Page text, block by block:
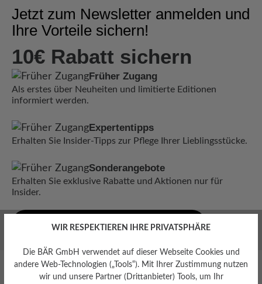
Jetzt zum Newsletter anmelden und
Ihre Vorteile sichern!
10€ Rabatt sichern
Früher Zugang
Als erstes über Neuheiten und limitierte Editionen
informiert werden.
Expertentipps
Erhalten Sie Insider-Tipps zur Pflege Ihrer Lieblingsstücke.
Sonderangebote
Erhalten Sie exklusive Rabatte und Aktionen nur für
Insider.
Jetzt zum Newsletter anmelden
WIR RESPEKTIEREN IHRE PRIVATSPHÄRE
Die BÄR GmbH verwendet auf dieser Webseite Cookies und
andere Web-Technologien („Tools“). Mit Ihrer Zustimmung nutzen
wir und unsere Partner (Drittanbieter) Tools, um Ihr